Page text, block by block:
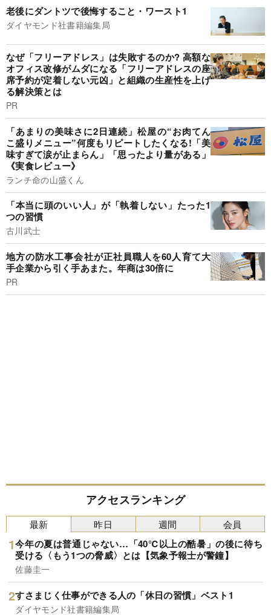
老後にダントツで後悔すること・ワースト1
ダイヤモンド社書籍編集局
なぜ「フリーアドレス」は失敗するのか? 高額な
オフィス改修がムダになる「フリーアドレスの座
席予約が定着しない元凶」と組織の生産性を上げ
る解決策とは
PR
「あまりの美味さに2日連続」松屋の“お肉てん
こ盛りメニュー”何度もリピートしたくなる!「美
味すぎて涙が止まらん」「思ったより量がある」
《実食レビュー》
ランチ命の山盛くん
「本当に頭のいい人」が「執着しない」たった1
つの習慣
古川武士
地方の防水工事会社が正社員職人を60人育て大
手企業から引く手あまた。年商は30倍に
PR
アクセスランキング
最新
今年の夏は普通じゃない…「40℃以上の酷暑」の後に待ち
受ける〈もう1つの脅威〉とは【気象予報士が警鐘】
佐藤圭一
すさまじく仕事ができる人の「休日の習慣」ベスト1
ダイヤモンド社書籍編集局
昨日 週間 会員